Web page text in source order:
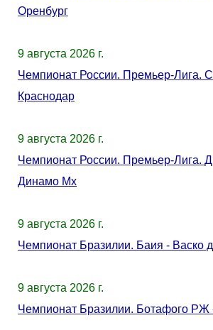
Оренбург
9 августа 2026 г.
Чемпионат России. Премьер-Лига.
Краснодар
9 августа 2026 г.
Чемпионат России. Премьер-Лига.
Динамо Мх
9 августа 2026 г.
Чемпионат Бразилии. Баия - Васко
9 августа 2026 г.
Чемпионат Бразилии. Ботафого РЖ